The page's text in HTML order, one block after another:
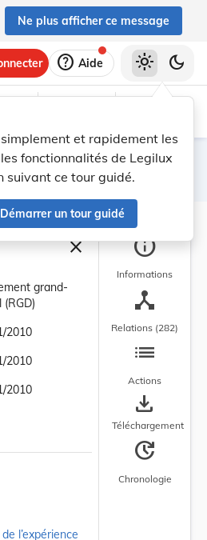
Ne plus afficher ce message
help Aide
et rapidement les
fonctionnalités de Legilux
suivant ce tour guidé.
Démarrer un tour guidé
light_mode dark_mode
recherche
Filtres
closeFermer la barre
grand-
(RGD)
2010
2010
2010
l’expérience
info
Informations
device_hub
Relations (282)
list
Actions
save_alt
Téléchargement
update
Chronologie